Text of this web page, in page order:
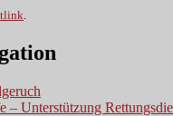
.
– Unterstützung